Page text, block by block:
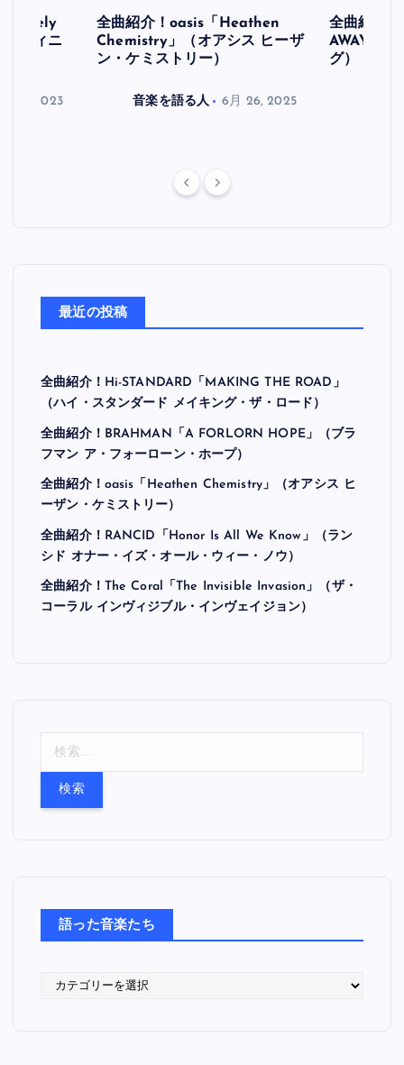
フィニ
30, 2023
全曲紹介！oasis「Heathen
Chemistry」（オアシス ヒーザ
ン・ケミストリー）
音楽を語る人 6月 26, 2025
全曲紹介
AWAY」
グ）
最近の投稿
全曲紹介！Hi-STANDARD「MAKING THE ROAD」
（ハイ・スタンダード メイキング・ザ・ロード）
全曲紹介！BRAHMAN「A FORLORN HOPE」（ブラ
フマン ア・フォーローン・ホープ）
全曲紹介！oasis「Heathen Chemistry」（オアシス ヒ
ーザン・ケミストリー）
全曲紹介！RANCID「Honor Is All We Know」（ラン
シド オナー・イズ・オール・ウィー・ノウ）
全曲紹介！The Coral「The Invisible Invasion」（ザ・
コーラル インヴィジブル・インヴェイジョン）
語った音楽たち